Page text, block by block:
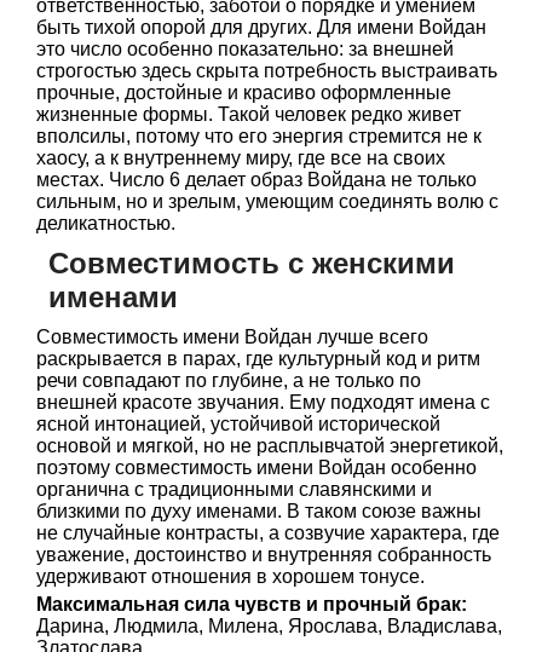
ответственностью, заботой о порядке и умением
быть тихой опорой для других. Для имени Войдан
это число особенно показательно: за внешней
строгостью здесь скрыта потребность выстраивать
прочные, достойные и красиво оформленные
жизненные формы. Такой человек редко живет
вполсилы, потому что его энергия стремится не к
хаосу, а к внутреннему миру, где все на своих
местах. Число 6 делает образ Войдана не только
сильным, но и зрелым, умеющим соединять волю с
деликатностью.
Совместимость с женскими
именами
Совместимость имени Войдан лучше всего
раскрывается в парах, где культурный код и ритм
речи совпадают по глубине, а не только по
внешней красоте звучания. Ему подходят имена с
ясной интонацией, устойчивой исторической
основой и мягкой, но не расплывчатой энергетикой,
поэтому совместимость имени Войдан особенно
органична с традиционными славянскими и
близкими по духу именами. В таком союзе важны
не случайные контрасты, а созвучие характера, где
уважение, достоинство и внутренняя собранность
удерживают отношения в хорошем тонусе.
Максимальная сила чувств и прочный брак:
Дарина, Людмила, Милена, Ярослава, Владислава,
Златослава.